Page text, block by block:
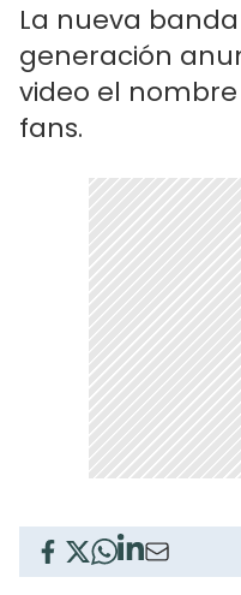
La nueva
generación
video el
fans.